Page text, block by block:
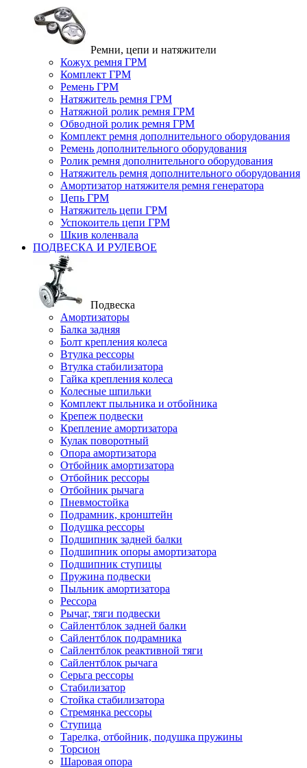
Ремни, цепи и натяжители
Кожух ремня ГРМ
Комплект ГРМ
Ремень ГРМ
Натяжитель ремня ГРМ
Натяжной ролик ремня ГРМ
Обводной ролик ремня ГРМ
Комплект ремня дополнительного оборудования
Ремень дополнительного оборудования
Ролик ремня дополнительного оборудования
Натяжитель ремня дополнительного оборудования
Амортизатор натяжителя ремня генератора
Цепь ГРМ
Натяжитель цепи ГРМ
Успокоитель цепи ГРМ
Шкив коленвала
ПОДВЕСКА И РУЛЕВОЕ
Подвеска
Амортизаторы
Балка задняя
Болт крепления колеса
Втулка рессоры
Втулка стабилизатора
Гайка крепления колеса
Колесные шпильки
Комплект пыльника и отбойника
Крепеж подвески
Крепление амортизатора
Кулак поворотный
Опора амортизатора
Отбойник амортизатора
Отбойник рессоры
Отбойник рычага
Пневмостойка
Подрамник, кронштейн
Подушка рессоры
Подшипник задней балки
Подшипник опоры амортизатора
Подшипник ступицы
Пружина подвески
Пыльник амортизатора
Рессора
Рычаг, тяги подвески
Сайлентблок задней балки
Сайлентблок подрамника
Сайлентблок реактивной тяги
Сайлентблок рычага
Серьга рессоры
Стабилизатор
Стойка стабилизатора
Стремянка рессоры
Ступица
Тарелка, отбойник, подушка пружины
Торсион
Шаровая опора